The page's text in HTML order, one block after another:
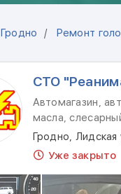
Гродно Ремонт
СТО
Автомагазин,
масла,
Гродно, Лидская
Уже закрыто